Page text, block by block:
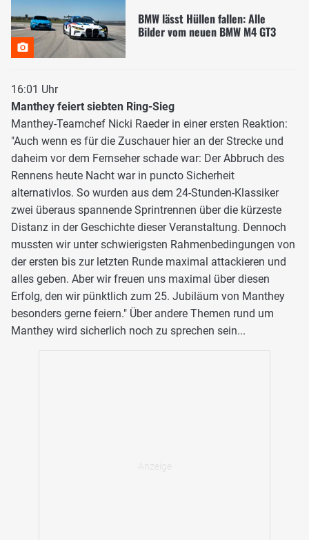
BMW lässt Hüllen fallen: Alle
Bilder vom neuen BMW M4 GT3
16:01 Uhr
Manthey feiert siebten Ring-Sieg
Manthey-Teamchef Nicki Raeder in einer ersten Reaktion:
"Auch wenn es für die Zuschauer hier an der Strecke und
daheim vor dem Fernseher schade war: Der Abbruch des
Rennens heute Nacht war in puncto Sicherheit
alternativlos. So wurden aus dem 24-Stunden-Klassiker
zwei überaus spannende Sprintrennen über die kürzeste
Distanz in der Geschichte dieser Veranstaltung. Dennoch
mussten wir unter schwierigsten Rahmenbedingungen von
der ersten bis zur letzten Runde maximal attackieren und
alles geben. Aber wir freuen uns maximal über diesen
Erfolg, den wir pünktlich zum 25. Jubiläum von Manthey
besonders gerne feiern." Über andere Themen rund um
Manthey wird sicherlich noch zu sprechen sein...